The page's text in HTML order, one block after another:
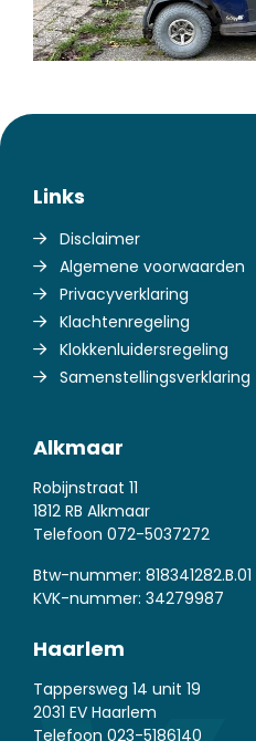
Links
Disclaimer
Algemene voorwaarden
Privacyverklaring
Klachtenregeling
Klokkenluidersregeling
Samenstellingsverklaring
Alkmaar
Robijnstraat 11
1812 RB Alkmaar
Telefoon 072-5037272
Btw-nummer: 818341282.B.01
KVK-nummer: 34279987
Haarlem
Tappersweg 14 unit 19
2031 EV Haarlem
Telefoon 023-5186140